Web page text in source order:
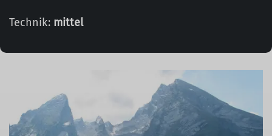
Technik: mittel